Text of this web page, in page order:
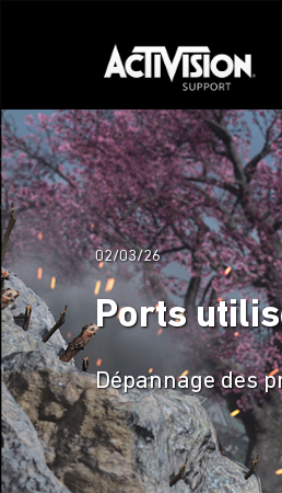
02/03/26
Ports
Dépannage des